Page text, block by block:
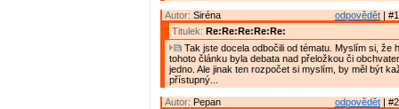
odpovědět |
Autor: Siréna
Titulek: Re:Re:Re:Re:Re:
Tak jste docela odbočili od tématu. Myslím si, že
tohoto článku byla debata nad přeložkou či
jedno. Ale jinak ten rozpočet si myslím, by měl být
přístupný...
odpovědět |
Autor: Pepan